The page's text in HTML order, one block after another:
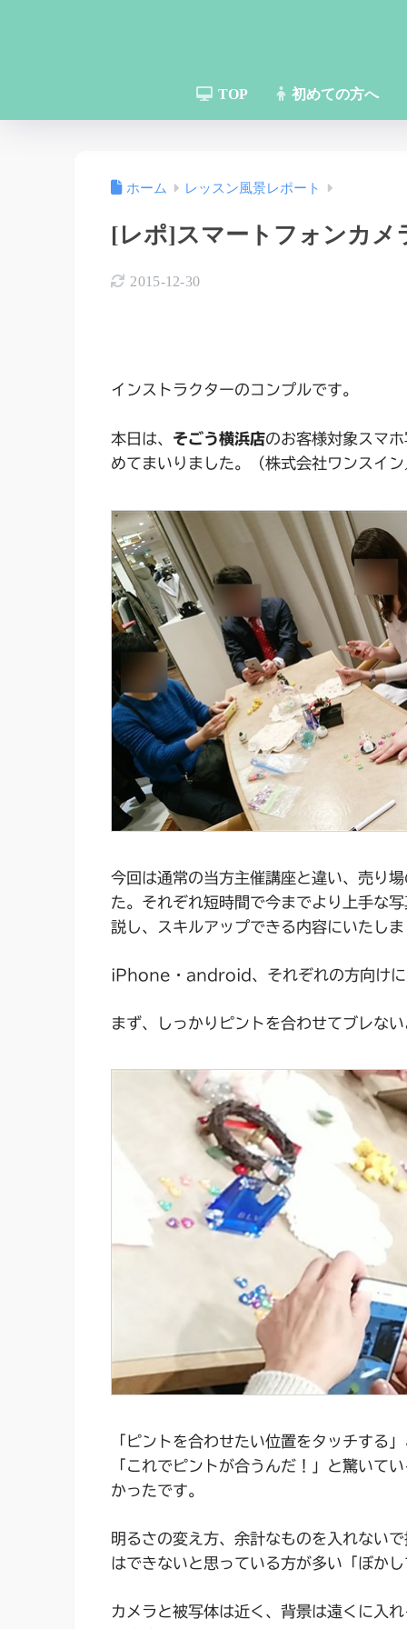
TOP 初めての方へ
ホーム レッスン風景レポート
[レポ]スマートフォンカメ
2015-12-30
インストラクターのコンプルです。
本日は、 そごう横浜店のお客様対象スマ
めてまいりました。（株式会社ワンスイ
今回は通常の当方主催講座と違い、売り
た。それぞれ短時間で今までより上手な
説し、スキルアップできる内容にいたし
iPhone・android、それぞれの方向けに
まず、しっかりピントを合わせてブレな
「ピントを合わせたい位置をタッチする
「これでピントが合うんだ！」と驚いて
かったです。
明るさの変え方、余計なものを入れない
はできないと思っている方が多い「ぼか
カメラと被写体は近く、背景は遠くに入